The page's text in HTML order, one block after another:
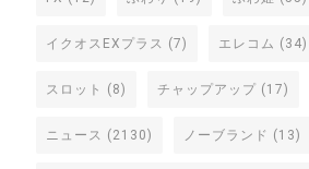
イクオスEXプラス (7) エレコム (34)
スロット (8) チャップアップ (17)
ニュース (2130) ノーブランド (13)